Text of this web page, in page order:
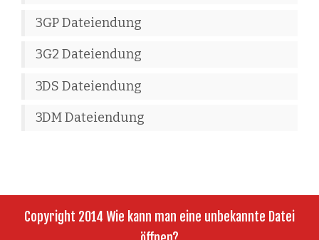
3GP Dateiendung
3G2 Dateiendung
3DS Dateiendung
3DM Dateiendung
Copyright 2014 Wie kann man eine unbekannte Datei